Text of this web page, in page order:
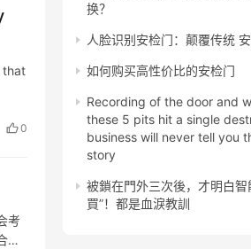
that
0
考
门
换？
人脸识别安检门：颠覆传统
如何购买高性价比的安检门
Recording of the door and
these 5 pits hit a single
business will never tell you
story
被鎖在門外三次後，才明白智
買”！都是血淚教訓